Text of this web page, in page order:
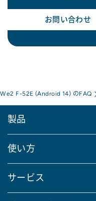
お問い合わせ
F-52E (Android 14) のFAQ
製品
使い方
サービス